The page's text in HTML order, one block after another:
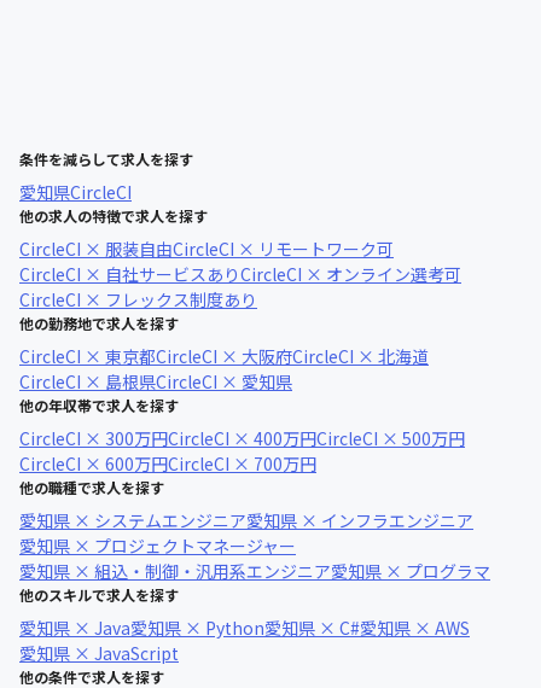
条件を減らして求人を探す
愛知県CircleCI
他の求人の特徴で求人を探す
CircleCI × 服装自由CircleCI × リモートワーク可
CircleCI × 自社サービスありCircleCI × オンライン選考可
CircleCI × フレックス制度あり
他の勤務地で求人を探す
CircleCI × 東京都CircleCI × 大阪府CircleCI × 北海道
CircleCI × 島根県CircleCI × 愛知県
他の年収帯で求人を探す
CircleCI × 300万円CircleCI × 400万円CircleCI × 500万円
CircleCI × 600万円CircleCI × 700万円
他の職種で求人を探す
愛知県 × システムエンジニア愛知県 × インフラエンジニア
愛知県 × プロジェクトマネージャー
愛知県 × 組込・制御・汎用系エンジニア愛知県 × プログラマ
他のスキルで求人を探す
愛知県 × Java愛知県 × Python愛知県 × C#愛知県 × AWS
愛知県 × JavaScript
他の条件で求人を探す